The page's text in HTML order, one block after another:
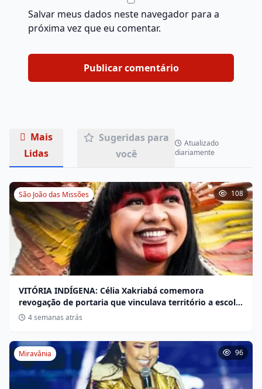
Salvar meus dados neste navegador para a
próxima vez que eu comentar.
Mais
Lidas
Sugeridas para
você
Atualizado
diariamente
São João das Missões 108
VITÓRIA INDÍGENA: Célia Xakriabá comemora
revogação de portaria que vinculava território a escola
não indígena
4 semanas atrás
Miravânia 96